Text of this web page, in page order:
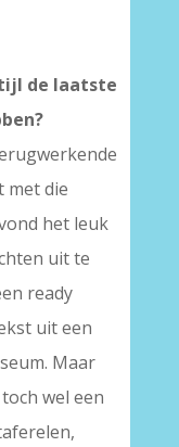
de laatste
met die
het leuk
uit te
ready
uit een
Maar
wel een